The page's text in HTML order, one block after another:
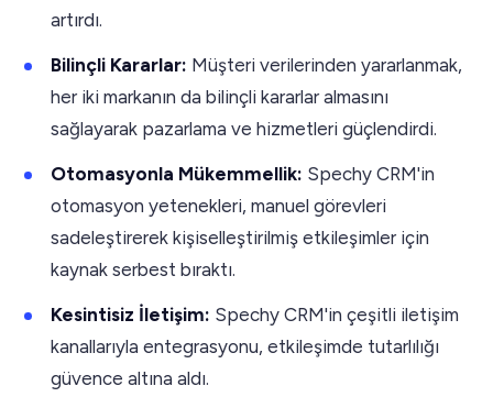
artırdı.
Bilinçli Kararlar: Müşteri verilerinden yararlanmak,
her iki markanın da bilinçli kararlar almasını
sağlayarak pazarlama ve hizmetleri güçlendirdi.
Otomasyonla Mükemmellik: Spechy CRM'in
otomasyon yetenekleri, manuel görevleri
sadeleştirerek kişiselleştirilmiş etkileşimler için
kaynak serbest bıraktı.
Kesintisiz İletişim: Spechy CRM'in çeşitli iletişim
kanallarıyla entegrasyonu, etkileşimde tutarlılığı
güvence altına aldı.